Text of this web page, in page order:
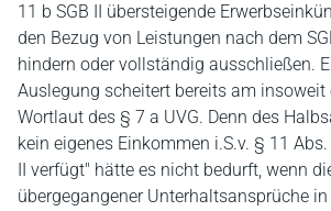
11 b SGB II übersteigende
den Bezug von Leistungen nach dem
hindern oder vollständig ausschließen.
Auslegung scheitert bereits am insoweit
Wortlaut des § 7 a UVG. Denn des
kein eigenes Einkommen i.S.v. § 11
II verfügt" hätte es nicht bedurft, wenn
übergegangener Unterhaltsansprüche